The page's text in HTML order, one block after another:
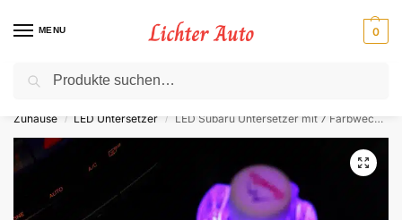
MENU 0
⚡ 10 % Rabatt für Neukunden. Code: NC10
Zuhause / LED Untersetzer / LED Subaru Untersetzer mit 7 Farbwechsel